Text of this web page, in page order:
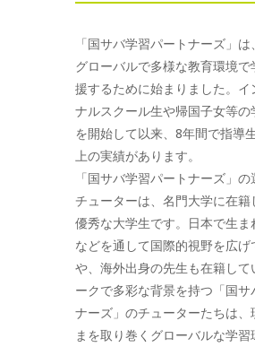
「国サバ学習パートナーズ」
グローバルで多様な教育環境で
援するために始まりました。イ
ナルスクール生や帰国子女等の
を開始して以来、8年間で指導
上の実績があります。
「国サバ学習パートナーズ」
チューターは、名門大学に在籍
優秀な大学生です。日本で生ま
などを通して国際的視野を広げ
や、海外出身の先生も在籍して
ークで多彩な背景を持つ「国サ
ナーズ」のチューターたちは、
まを取り巻くグローバルな学